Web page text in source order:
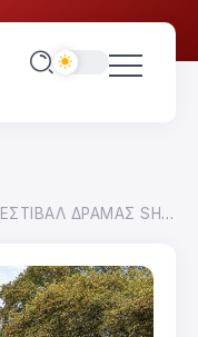
ΔΡΑΜΑΣ SHORT AND GREEN